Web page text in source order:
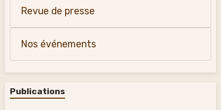
Revue de presse
Nos événements
Publications